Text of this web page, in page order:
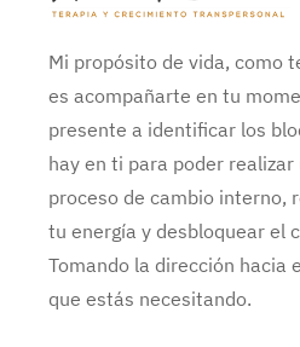
Mi propósito de vida, como
es acompañarte en tu
presente a identificar los
hay en ti para poder realizar
proceso de cambio interno,
tu energía y desbloquear el
Tomando la dirección hacia
que estás necesitando.